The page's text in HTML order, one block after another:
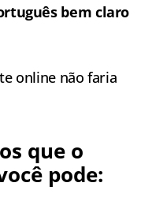
bem claro
online não faria
que o
pode: